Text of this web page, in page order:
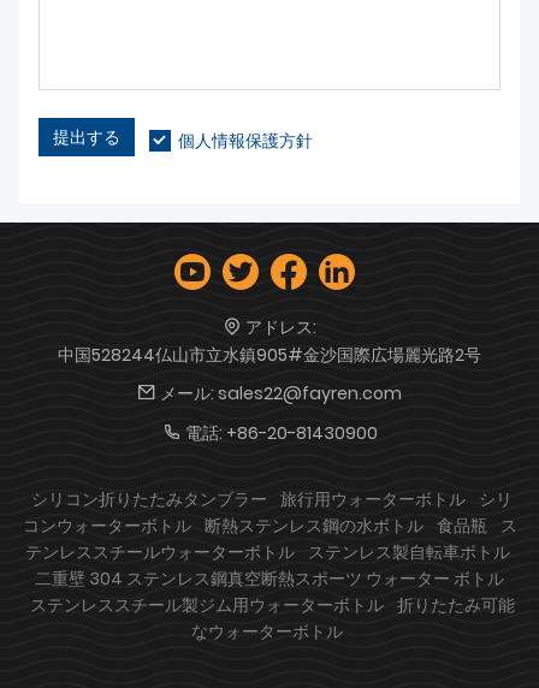
提出する 個人情報保護方針
アドレス:
中国528244仏山市立水鎮905#金沙国際広場麗光路2号
メール: sales22@fayren.com
電話: +86-20-81430900
シリコン折りたたみタンブラー 旅行用ウォーターボトル
シリ
コンウォーターボトル 断熱ステンレス鋼の水ボトル 食品瓶
ス
テンレススチールウォーターボトル
ステンレス製自転車ボトル
二重壁 304 ステンレス鋼真空断熱スポーツ ウォーター ボトル
ステンレススチール製ジム用ウォーターボトル 折りたたみ可能
なウォーターボトル